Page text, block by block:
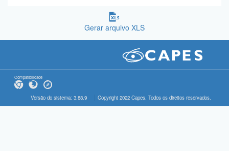
Gerar arquivo XLS
Compatibilidade
Versão do sistema: 3.88.9 Copyright 2022 Capes. Todos os direitos reservados.